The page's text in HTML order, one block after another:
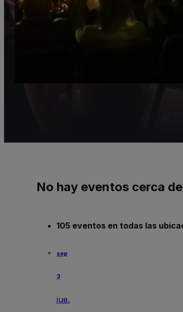
No hay eventos cerca
105 eventos en todas las
sep
3
jue.